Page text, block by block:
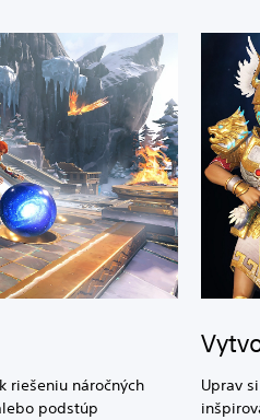
riešeniu náročných
podstúp
Uprav